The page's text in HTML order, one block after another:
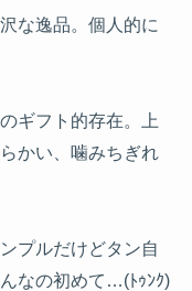
な逸品。個人的に
ギフト的存在。上
かい、噛みちぎれ
プルだけどタン自
なの初めて…(ﾄｩﾝｸ)